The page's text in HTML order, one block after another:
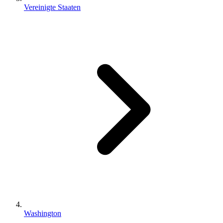
Vereinigte Staaten
Washington